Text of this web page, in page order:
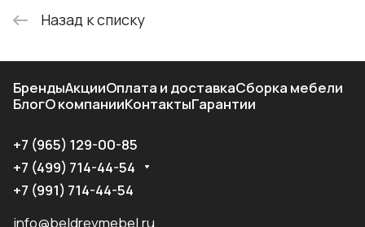
Назад к списку
БрендыАкцииОплата и доставкаСборка мебели
БлогО компанииКонтактыГарантии
+7 (965) 129-00-85
+7 (499) 714-44-54
+7 (991) 714-44-54
info@beldrevmebel.ru